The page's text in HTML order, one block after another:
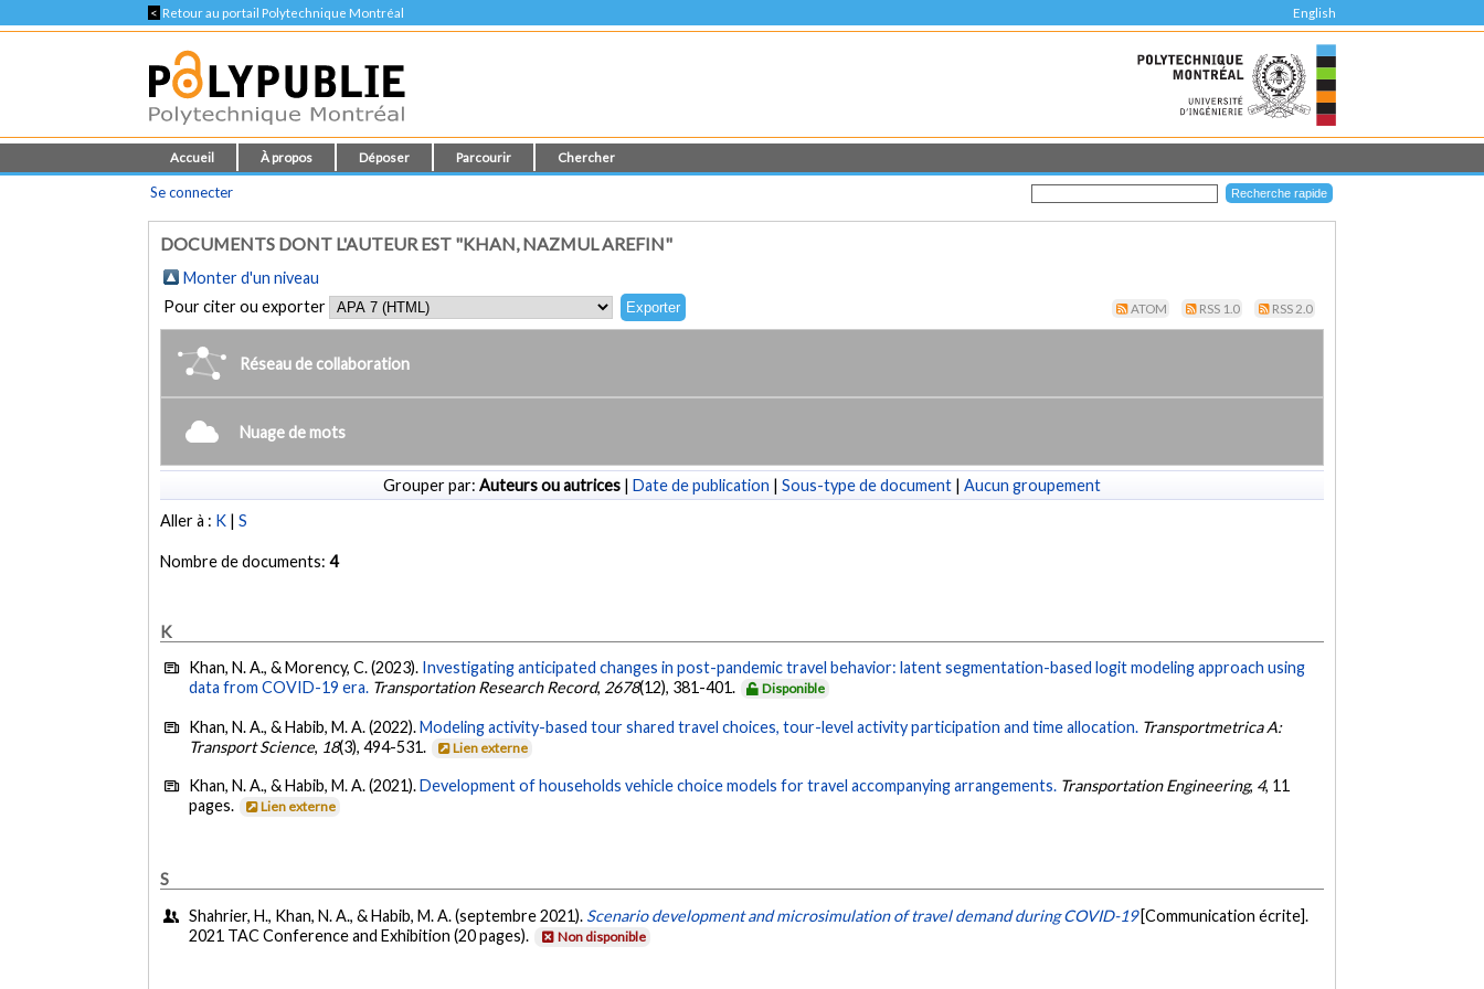
< Retour au portail Polytechnique Montréal English
Accueil À propos Déposer Parcourir Chercher
Se connecter
DOCUMENTS DONT L'AUTEUR EST "KHAN, NAZMUL AREFIN"
Monter d'un niveau
Pour citer ou exporter
ATOM RSS 1.0 RSS 2.0
Réseau de collaboration
Nuage de mots
Grouper par: Auteurs ou autrices | Date de publication | Sous-type de document | Aucun groupement
Aller à : K |S
Nombre de documents:4
K
Khan, N. A., & Morency, C. (2023). Investigating anticipated changes in post-pandemic travel behavior: latent segmentation-based logit modeling approach using
data from COVID-19 era. Transportation Research Record, 2678(12), 381-401. Disponible
Khan, N. A., & Habib, M. A. (2022).Modeling activity-based tour shared travel choices, tour-level activity participation and time allocation. Transportmetrica A:
Transport Science, 18(3), 494-531. Lien externe
Khan, N. A., & Habib, M. A. (2021).Development of households vehicle choice models for travel accompanying arrangements. Transportation Engineering, 4, 11
pages.
Lien externe
S
Shahrier, H., Khan, N. A., & Habib, M. A. (septembre 2021). Scenario development and microsimulation of travel demand during COVID-19 [Communication écrite].
2021 TAC Conference and Exhibition (20 pages).
Non disponible